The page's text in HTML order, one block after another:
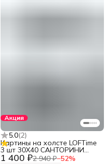
Акция
5.0(2)
1 400 ₽2 940 ₽−52%
Картины на холсте LOFTime
3 шт 30Х40 САНТОРИНИ
К-723-3040